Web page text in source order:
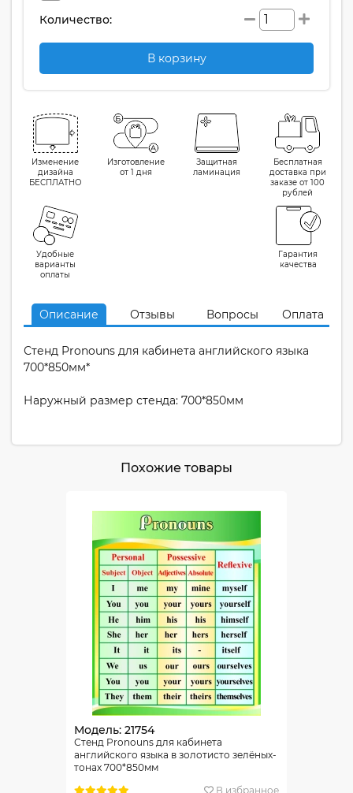
Количество:
В корзину
Изменение
дизайна
БЕСПЛАТНО
Изготовление
от 1 дня
Защитная
ламинация
Бесплатная
доставка при
заказе от 100
рублей
Удобные
варианты
оплаты
Гарантия
качества
Описание Отзывы Вопросы Оплата
Стенд Pronouns для кабинета английского языка
700*850мм*
Наружный размер стенда: 700*850мм
Похожие товары
Модель: 21754
Стенд Pronouns для кабинета
английского языка в золотисто зелёных-
тонах 700*850мм
В избранное